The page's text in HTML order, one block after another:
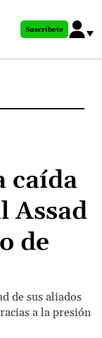
Suscríbete
caída
Assad
de
de sus aliados
a la presión